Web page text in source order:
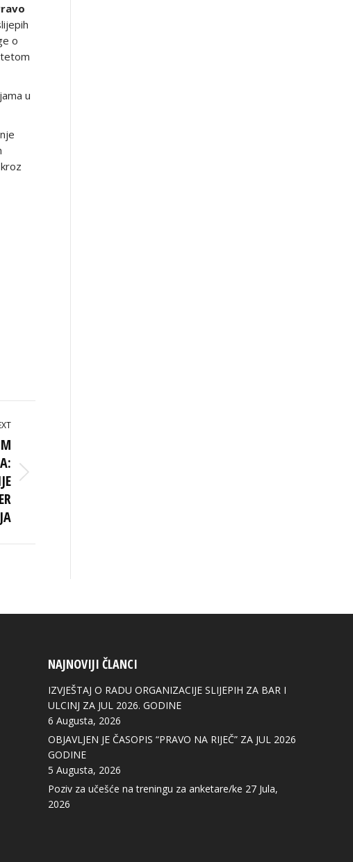
o
u
NAJNOVIJI ČLANCI
IZVJEŠTAJ O RADU ORGANIZACIJE SLIJEPIH ZA BAR I
ULCINJ ZA JUL 2026. GODINE
6 Augusta, 2026
OBJAVLJEN JE ČASOPIS “PRAVO NA RIJEČ” ZA JUL 2026
GODINE
5 Augusta, 2026
Poziv za učešće na treningu za anketare/ke 27 Jula,
2026